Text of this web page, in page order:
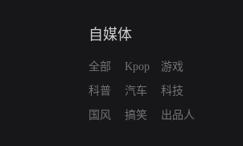
自媒体
全部
科普
国风
Kpop
汽车
搞笑
游戏
科技
出品人